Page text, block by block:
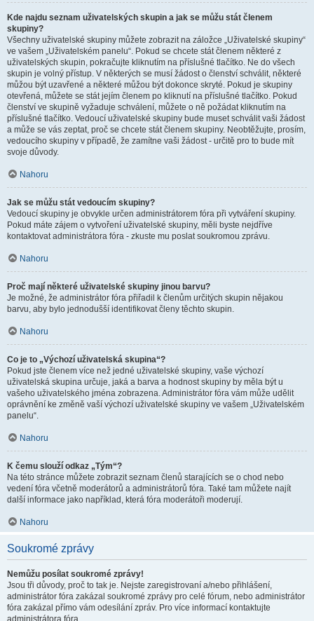
Kde najdu seznam uživatelských skupin a jak se můžu stát členem
skupiny?
Všechny uživatelské skupiny můžete zobrazit na záložce „Uživatelské skupiny“
ve vašem „Uživatelském panelu“. Pokud se chcete stát členem některé z
uživatelských skupin, pokračujte kliknutím na příslušné tlačítko. Ne do všech
skupin je volný přístup. V některých se musí žádost o členství schválit, některé
můžou být uzavřené a některé můžou být dokonce skryté. Pokud je skupiny
otevřená, můžete se stát jejím členem po kliknutí na příslušné tlačítko. Pokud
členství ve skupině vyžaduje schválení, můžete o ně požádat kliknutím na
příslušné tlačítko. Vedoucí uživatelské skupiny bude muset schválit vaši žádost
a může se vás zeptat, proč se chcete stát členem skupiny. Neobtěžujte, prosím,
vedoucího skupiny v případě, že zamítne vaši žádost - určitě pro to bude mít
svoje důvody.
Nahoru
Jak se můžu stát vedoucím skupiny?
Vedoucí skupiny je obvykle určen administrátorem fóra při vytváření skupiny.
Pokud máte zájem o vytvoření uživatelské skupiny, měli byste nejdříve
kontaktovat administrátora fóra - zkuste mu poslat soukromou zprávu.
Nahoru
Proč mají některé uživatelské skupiny jinou barvu?
Je možné, že administrátor fóra přiřadil k členům určitých skupin nějakou
barvu, aby bylo jednodušší identifikovat členy těchto skupin.
Nahoru
Co je to „Výchozí uživatelská skupina“?
Pokud jste členem více než jedné uživatelské skupiny, vaše výchozí
uživatelská skupina určuje, jaká a barva a hodnost skupiny by měla být u
vašeho uživatelského jména zobrazena. Administrátor fóra vám může udělit
oprávnění ke změně vaší výchozí uživatelské skupiny ve vašem „Uživatelském
panelu“.
Nahoru
K čemu slouží odkaz „Tým“?
Na této stránce můžete zobrazit seznam členů starajících se o chod nebo
vedení fóra včetně moderátorů a administrátorů fóra. Také tam můžete najít
další informace jako například, která fóra moderátoři moderují.
Nahoru
Soukromé zprávy
Nemůžu posílat soukromé zprávy!
Jsou tři důvody, proč to tak je. Nejste zaregistrovaní a/nebo přihlášení,
administrátor fóra zakázal soukromé zprávy pro celé fórum, nebo administrátor
fóra zakázal přímo vám odesílání zpráv. Pro více informací kontaktujte
administrátora fóra.